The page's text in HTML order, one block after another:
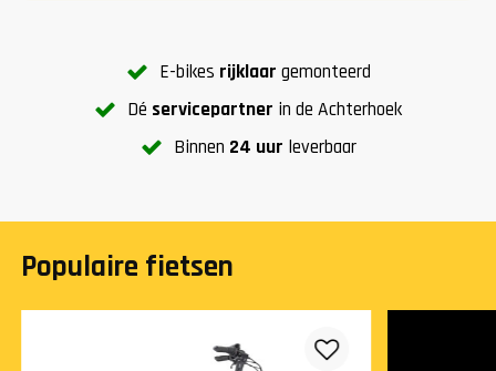
E-bikes rijklaar gemonteerd
Dé servicepartner in de Achterhoek
Binnen 24 uur leverbaar
Populaire fietsen